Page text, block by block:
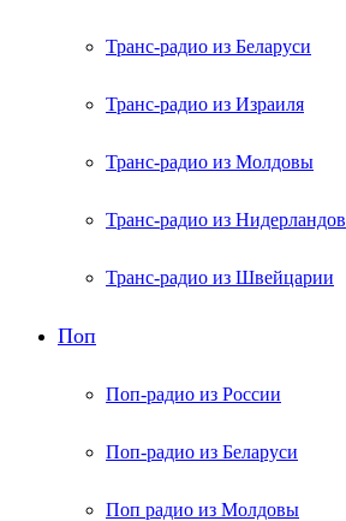
Транс-радио из Беларуси
Транс-радио из Израиля
Транс-радио из Молдовы
Транс-радио из Нидерландов
Транс-радио из Швейцарии
Поп
Поп-радио из России
Поп-радио из Беларуси
Поп радио из Молдовы